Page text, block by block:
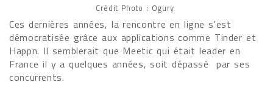
Crédit Photo : Ogury
Ces dernières années, la rencontre en ligne s'est
démocratisée grâce aux applications comme Tinder et
Happn. Il semblerait que Meetic qui était leader en
France il y a quelques années, soit dépassé par ses
concurrents.